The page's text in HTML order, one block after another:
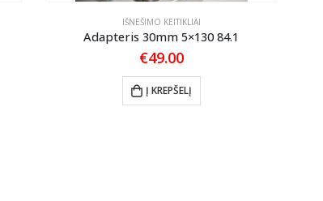
IŠNEŠIMO KEITIKLIAI
Adapteris 30mm 5×130 84.1
€49.00
Į KREPŠELĮ